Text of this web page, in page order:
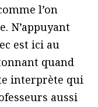
l’on
N’appuyant
est ici au
quand
interprète qui
aussi